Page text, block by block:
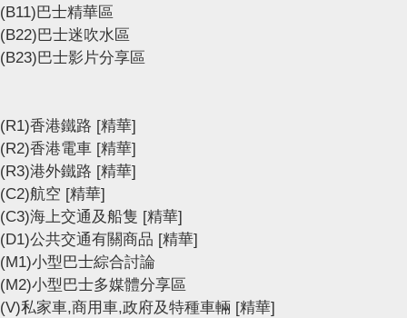
(B11)巴士精華區
(B22)巴士迷吹水區
(B23)巴士影片分享區
(R1)香港鐵路 [精華]
(R2)香港電車 [精華]
(R3)港外鐵路 [精華]
(C2)航空 [精華]
(C3)海上交通及船隻 [精華]
(D1)公共交通有關商品 [精華]
(M1)小型巴士綜合討論
(M2)小型巴士多媒體分享區
(V)私家車,商用車,政府及特種車輛 [精華]